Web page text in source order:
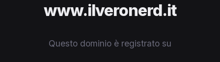
www.ilveronerd.it
Questo dominio è registrato su